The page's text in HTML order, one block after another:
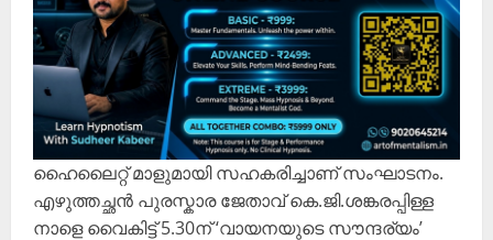
ഹൈലൈറ്റ് മാളുമായി സഹകരിച്ചാണ് സംഘാടനം.
എഴുത്തച്ഛൻ പുരസ്കാര ജേതാവ് കെ.ജി.ശങ്കരപ്പിള്ള
നാളെ വൈകിട്ട് 5.30ന് ‘വായനയുടെ സൗന്ദര്യം’